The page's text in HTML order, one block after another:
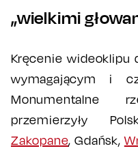
„wielkimi
Kręcenie wideoklipu
wymagającym i
Monumentalne
przemierzyły
Zakopane, Gdańsk,